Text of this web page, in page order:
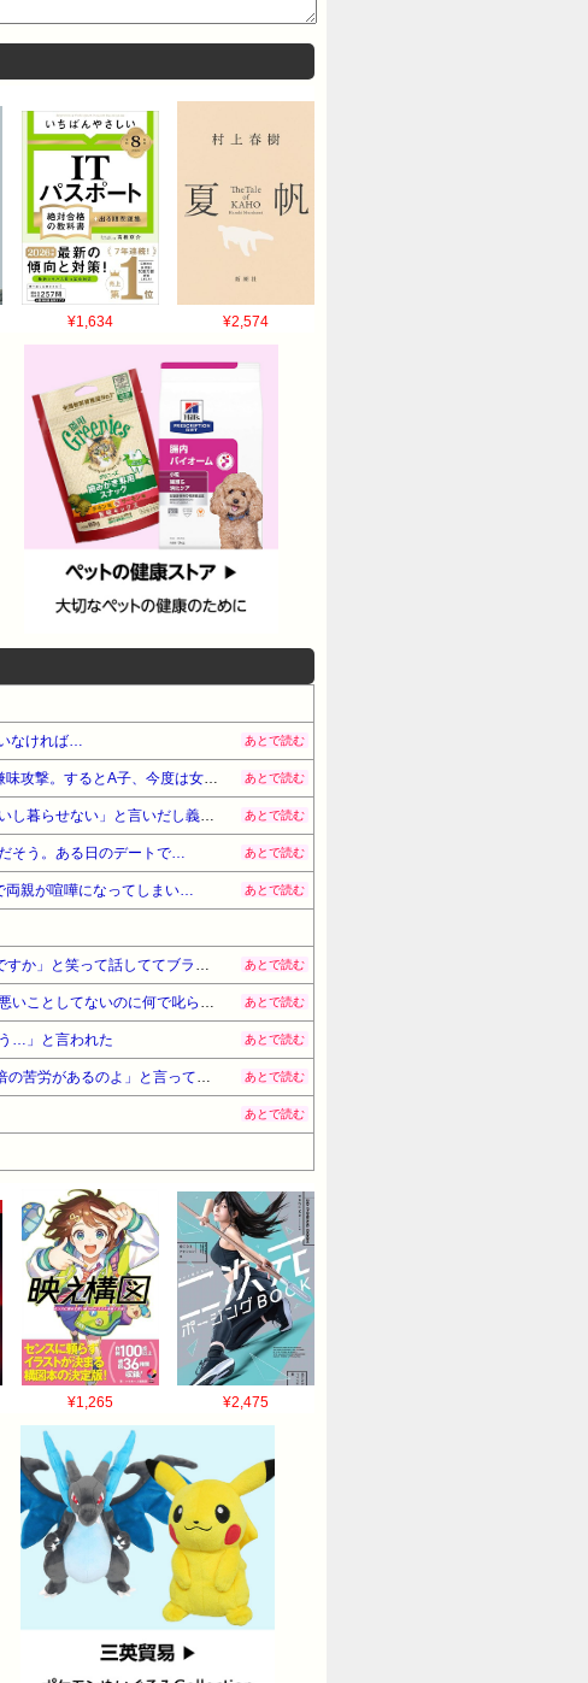
¥1,634 ¥2,574
なければ… あとで読む
派遣社員で来た女性・A子が凄まじすぎた。初日で男性社員全員と連絡先交換、それに対し女性社員には嫌味攻撃。するとA子、今度は女性達をいびりだし→ あとで読む
トメ「私の老後は心配ないわ。施設に入るから」と言っていたのに実際は「国民年金６万しかもらってないし暮らせない」と言いだし義兄宅に転がり込んだ→ あとで読む
そう。ある日のデートで… あとで読む
両親が喧嘩になってしまい… あとで読む
生活に困ってないパートAさんがお客様と「仕事ばっかりしてたら、プライベート充実出来ないじゃないですか」と笑って話しててブラック勤めの私はモヤモヤ あとで読む
大人しい子の服や髪切ったり他人の机をあさってものを盗んだりして説教された転校生。しかし「私何も悪いことしてないのに何で叱られなきゃいけないの？」と言い放った あとで読む
…」と言われた あとで読む
私は子供が1人、コトメは2人。トメ「あなたは1人の子を育てて楽してる。コトメは２人子供がいるから倍の苦労があるのよ」と言ってくるｗｗ あとで読む
あとで読む
¥1,265 ¥2,475